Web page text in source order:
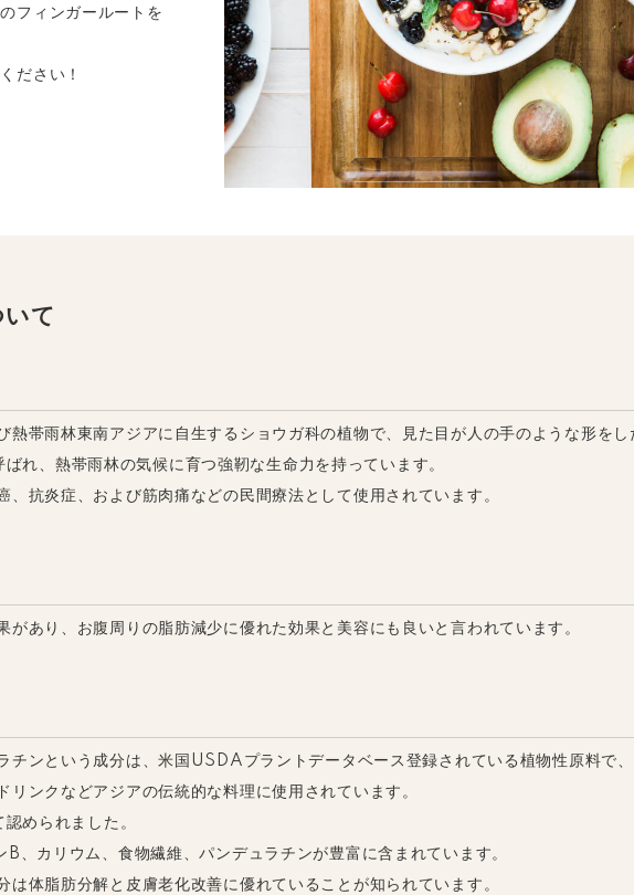
フィンガールートを
ださい！
て
熱帯雨林東南アジアに自生するショウガ科の植物で、見た目が人の手のような形をし
、熱帯雨林の気候に育つ強靭な生命力を持っています。
抗炎症、および筋肉痛などの民間療法として使用されています。
があり、お腹周りの脂肪減少に優れた効果と美容にも良いと言われています。
チンという成分は、米国USDAプラントデータベース登録されている植物性原料で
ンクなどアジアの伝統的な料理に使用されています。
められました。
、カリウム、食物繊維、パンデュラチンが豊富に含まれています。
体脂肪分解と皮膚老化改善に優れていることが知られています。